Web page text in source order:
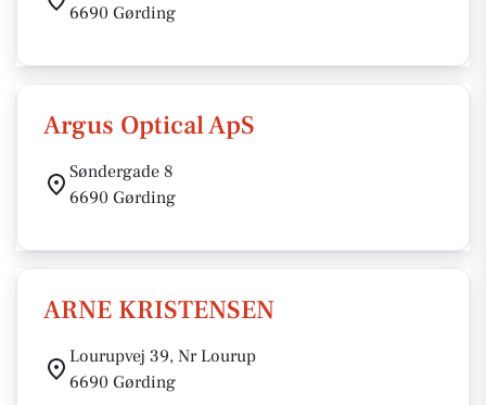
6690 Gørding
Argus Optical ApS
Søndergade 8
6690 Gørding
ARNE KRISTENSEN
Lourupvej 39, Nr Lourup
6690 Gørding